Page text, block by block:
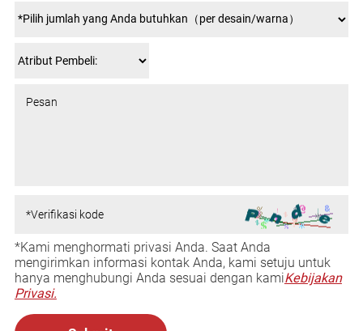
*Kami menghormati privasi Anda. Saat Anda
mengirimkan informasi kontak Anda, kami setuju untuk
hanya menghubungi Anda sesuai dengan kamiKebijakan
Privasi.